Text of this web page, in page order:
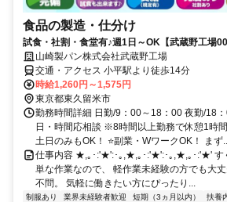
食品の製造・仕分け
試食・社割・食堂有♪週1日～OK【武蔵野工場
山崎製パン株式会社武蔵野工場
交通・アクセス 小平駅より徒歩14分
時給1,260円～1,575円
東京都東久留米市
勤務時間詳細 日勤/9：00～18：00 夜勤/18
日・時間応相談 ※8時間以上勤務で休憩1時間
土日のみもOK！ ⭐副業・WワークOK！ まず
仕事内容 ★,｡･:'★':･｡,★,｡･:'★':･｡,★,｡･:'★' す
単な作業なので、 軽作業未経験の方でも大
不問。 気軽に働きたい方にぴったり...
制服あり 業界未経験者歓迎 短期（3ヵ月以内） 扶養